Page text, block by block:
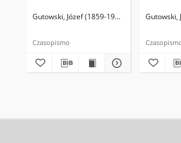
Gutowski, Józef (1859-1916). Redaktor
Czasopismo
Gutowski,